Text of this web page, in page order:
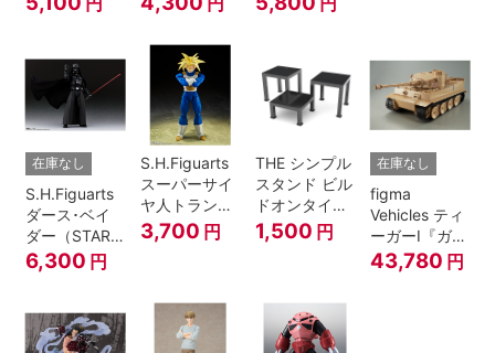
A.N.I.M.E.
マジシャン・
在庫なし
S.H.Figuarts
ダース･ベイ
ダー（STAR
WARS: Return
of the Jedi）
6,300 円
S.H.Figuarts
スーパーサイ
ヤ人トランク
ス-その身に秘
めしスーパー
Z』
3,700 円
THE シンプル
スタンド ビル
ドオンタイプ
(ブラック)
1,500 円
在庫なし
figma
Vehicles ティ
ーガーI『ガー
ルズ&パンツ
ァー』
43,780 円